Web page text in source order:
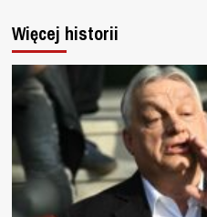
Więcej historii